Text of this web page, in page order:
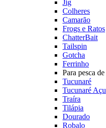
Jig
Colheres
Camarão
Frogs e Ratos
ChatterBait
Tailspin
Gotcha
Ferrinho
Para pesca de
Tucunaré
Tucunaré Açu
Traíra
Tilápia
Dourado
Robalo